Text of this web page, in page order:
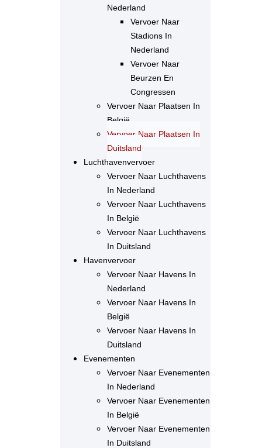
Nederland
Vervoer Naar
Stadions In
Nederland
Vervoer Naar
Beurzen En
Congressen
Vervoer Naar Plaatsen In
België
Vervoer Naar Plaatsen In
Duitsland
Luchthavenvervoer
Vervoer Naar Luchthavens
In Nederland
Vervoer Naar Luchthavens
In België
Vervoer Naar Luchthavens
In Duitsland
Havenvervoer
Vervoer Naar Havens In
Nederland
Vervoer Naar Havens In
België
Vervoer Naar Havens In
Duitsland
Evenementen
Vervoer Naar Evenementen
In Nederland
Vervoer Naar Evenementen
In België
Vervoer Naar Evenementen
In Duitsland